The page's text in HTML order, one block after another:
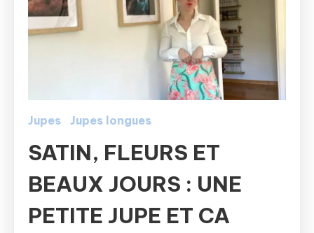
Jupes Jupes longues
SATIN, FLEURS ET
BEAUX JOURS : UNE
PETITE JUPE ET CA